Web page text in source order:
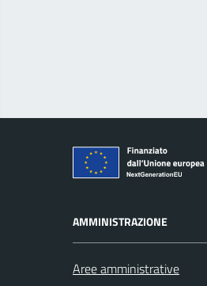
AMMINISTRAZIONE
Aree amministrative